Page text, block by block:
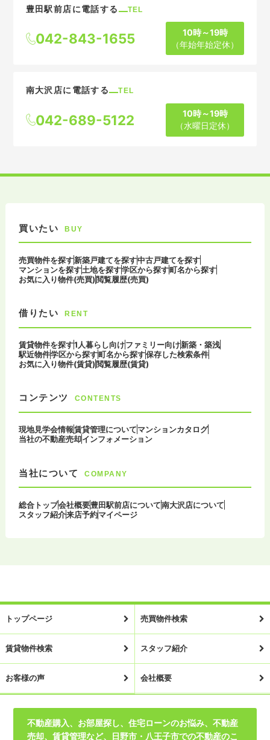
豊田駅前店に電話する TEL
042-843-1655
10時～19時
（年始年始定休）
南大沢店に電話する TEL
042-689-5122
10時～19時
（水曜日定休）
買いたい BUY
売買物件を探す新築戸建てを探す中古戸建てを探す
マンションを探す土地を探す学区から探す町名から探す
お気に入り物件(売買)閲覧履歴(売買)
借りたい RENT
賃貸物件を探す1人暮らし向けファミリー向け新築・築浅
駅近物件学区から探す町名から探す保存した検索条件
お気に入り物件(賃貸)閲覧履歴(賃貸)
コンテンツ CONTENTS
現地見学会情報賃貸管理についてマンションカタログ
当社の不動産売却インフォメーション
当社について COMPANY
総合トップ会社概要豊田駅前店について南大沢店について
スタッフ紹介来店予約マイページ
トップページ 売買物件検索
賃貸物件検索 スタッフ紹介
お客様の声 会社概要
不動産購入、お部屋探し、住宅ローンのお悩み、不動産
売却、賃貸管理など、日野市・八王子市での不動産のこ